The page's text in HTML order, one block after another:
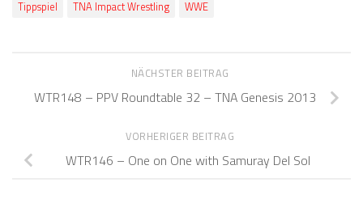
Tippspiel
TNA Impact Wrestling WWE
NÄCHSTER BEITRAG
WTR148 – PPV Roundtable 32 – TNA Genesis 2013
VORHERIGER BEITRAG
WTR146 – One on One with Samuray Del Sol